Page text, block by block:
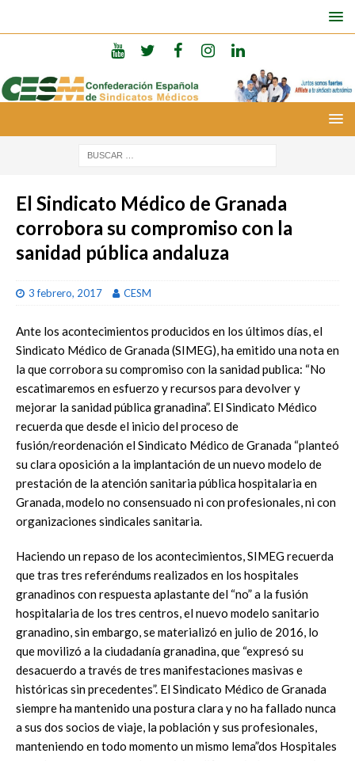
El Sindicato Médico de Granada
corrobora su compromiso con la
sanidad pública andaluza
3 febrero, 2017 CESM
Ante los acontecimientos producidos en los últimos días, el
Sindicato Médico de Granada (SIMEG), ha emitido una nota en
la que corrobora su compromiso con la sanidad publica: “No
escatimaremos en esfuerzo y recursos para devolver y
mejorar la sanidad pública granadina”. El Sindicato Médico
recuerda que desde el inicio del proceso de
fusión/reordenación el Sindicato Médico de Granada “planteó
su clara oposición a la implantación de un nuevo modelo de
prestación de la atención sanitaria pública hospitalaria en
Granada, modelo no consensuado ni con profesionales, ni con
organizaciones sindicales sanitaria.
Haciendo un repaso de los acontecimientos, SIMEG recuerda
que tras tres referéndums realizados en los hospitales
granadinos con respuesta aplastante del “no” a la fusión
hospitalaria de los tres centros, el nuevo modelo sanitario
granadino, sin embargo, se materializó en julio de 2016, lo
que movilizó a la ciudadanía granadina, que “expresó su
desacuerdo a través de tres manifestaciones masivas e
históricas sin precedentes”. El Sindicato Médico de Granada
siempre ha mantenido una postura clara y no ha fallado nunca
a sus dos socios de viaje, la población y sus profesionales,
manteniendo en todo momento un mismo lema”dos Hospitales